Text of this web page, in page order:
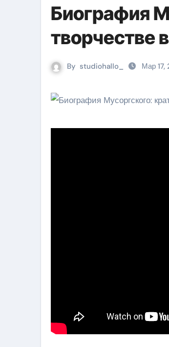
Биография
творчестве
By studiohallo_ Мар 17,